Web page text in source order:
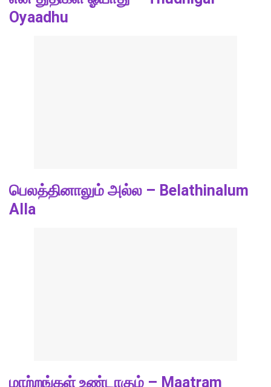
Oyaadhu
பெலத்தினாலும் அல்ல – Belathinalum
Alla
மாற்றங்கள் உண்டாகும் – Maatram